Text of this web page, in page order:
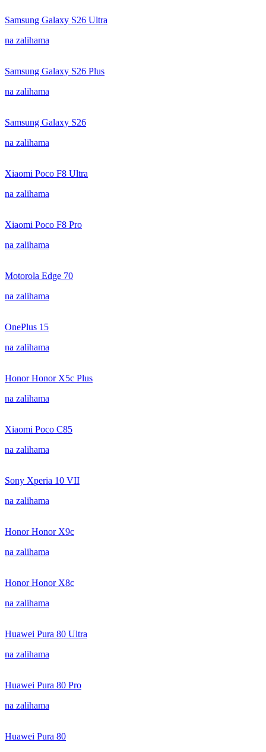
Samsung Galaxy S26 Ultra
na zalihama
Samsung Galaxy S26 Plus
na zalihama
Samsung Galaxy S26
na zalihama
Xiaomi Poco F8 Ultra
na zalihama
Xiaomi Poco F8 Pro
na zalihama
Motorola Edge 70
na zalihama
OnePlus 15
na zalihama
Honor Honor X5c Plus
na zalihama
Xiaomi Poco C85
na zalihama
Sony Xperia 10 VII
na zalihama
Honor Honor X9c
na zalihama
Honor Honor X8c
na zalihama
Huawei Pura 80 Ultra
na zalihama
Huawei Pura 80 Pro
na zalihama
Huawei Pura 80